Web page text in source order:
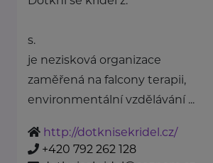
s.
je nezisková organizace
zaměřená na falcony terapii,
environmentální vzdělávání ...
http://dotknisekridel.cz/
+420 792 262 128